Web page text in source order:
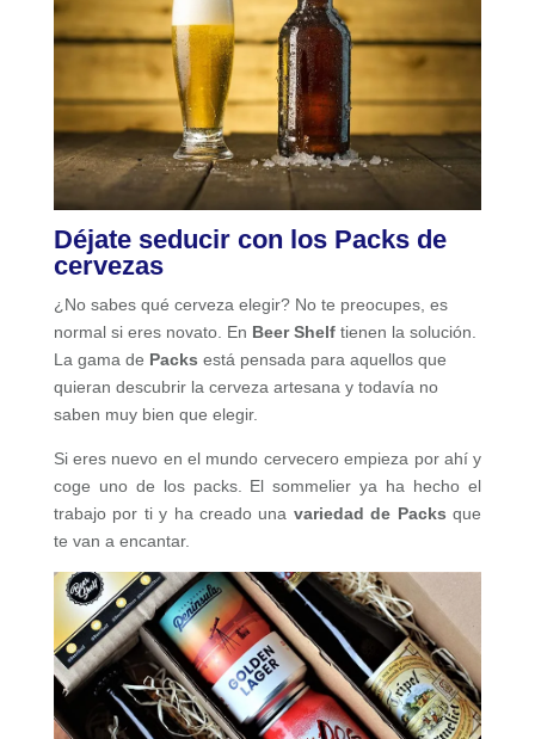
Déjate seducir con los Packs de
cervezas
¿No sabes qué cerveza elegir? No te preocupes, es
normal si eres novato. En Beer Shelftienen la solución.
La gama de Packs está pensada para aquellos que
quieran descubrir la cerveza artesana y todavía no
saben muy bien que elegir.
Si eres nuevo en el mundo cervecero empieza por ahí y
coge uno de los packs. El sommelier ya ha hecho el
trabajo por ti y ha creado una variedad de Packs que
te van a encantar.